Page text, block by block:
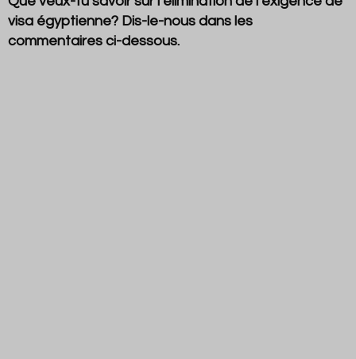
visa égyptienne? Dis-le-nous dans les
commentaires ci-dessous.